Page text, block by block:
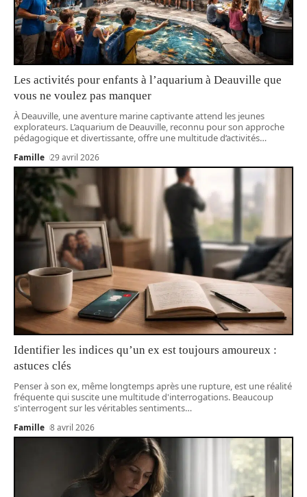
Les activités pour enfants à l’aquarium à Deauville que
vous ne voulez pas manquer
À Deauville, une aventure marine captivante attend les jeunes
explorateurs. L’aquarium de Deauville, reconnu pour son approche
pédagogique et divertissante, offre une multitude d’activités…
Famille 29 avril 2026
Identifier les indices qu’un ex est toujours amoureux :
astuces clés
Penser à son ex, même longtemps après une rupture, est une réalité
fréquente qui suscite une multitude d'interrogations. Beaucoup
s'interrogent sur les véritables sentiments…
Famille 8 avril 2026